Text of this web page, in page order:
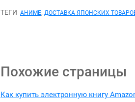
ТЕГИ АНИМЕ, ДОСТАВКА ЯПОНСКИХ
Похожие страницы
Как купить электронную книгу